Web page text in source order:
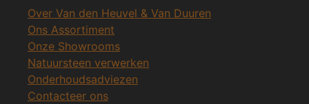
Over Van den Heuvel & Van Duuren
Ons Assortiment
Onze Showrooms
Natuursteen verwerken
Onderhoudsadviezen
Contacteer ons